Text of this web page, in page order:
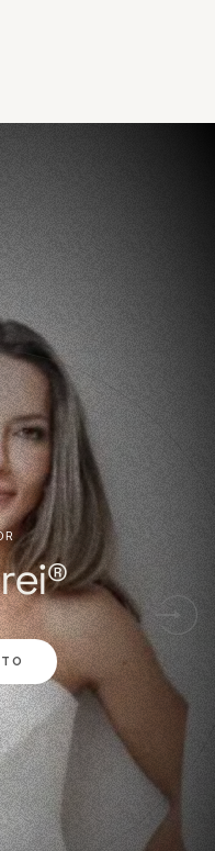
R
rei®